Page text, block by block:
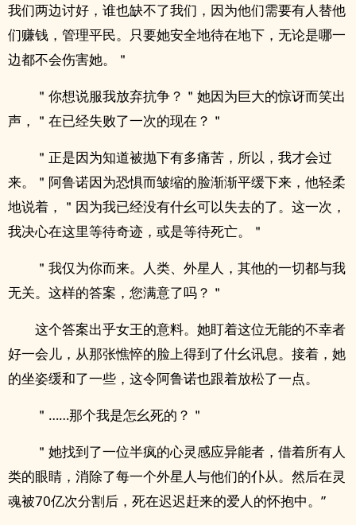
我们两边讨好，谁也缺不了我们，因为他们需要有人替他
们赚钱，管理平民。只要她安全地待在地下，无论是哪一
边都不会伤害她。＂
＂你想说服我放弃抗争？＂她因为巨大的惊讶而笑出
声，＂在已经失败了一次的现在？＂
＂正是因为知道被抛下有多痛苦，所以，我才会过
来。＂阿鲁诺因为恐惧而皱缩的脸渐渐平缓下来，他轻柔
地说着，＂因为我已经没有什幺可以失去的了。这一次，
我决心在这里等待奇迹，或是等待死亡。＂
＂我仅为你而来。人类、外星人，其他的一切都与我
无关。这样的答案，您满意了吗？＂
这个答案出乎女王的意料。她盯着这位无能的不幸者
好一会儿，从那张憔悴的脸上得到了什幺讯息。接着，她
的坐姿缓和了一些，这令阿鲁诺也跟着放松了一点。
＂……那个我是怎幺死的？＂
＂她找到了一位半疯的心灵感应异能者，借着所有人
类的眼睛，消除了每一个外星人与他们的仆从。然后在灵
魂被70亿次分割后，死在迟迟赶来的爱人的怀抱中。”